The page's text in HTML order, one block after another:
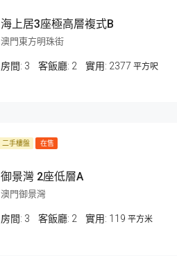
海上居3座極高層複式B
澳門東方明珠街
房間: 3 客飯廳: 2 2377 平方呎
二手樓盤 在售
御景灣 2座低層A
澳門御景灣
房間: 3 客飯廳: 2 119 平方米